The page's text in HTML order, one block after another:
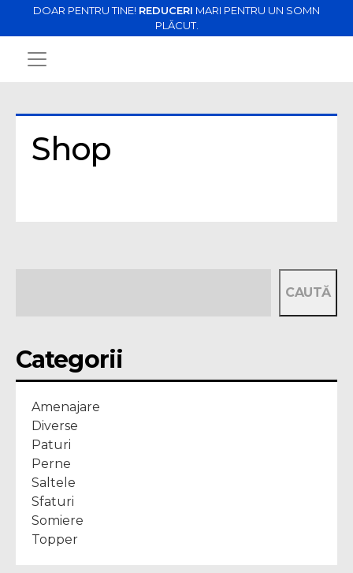
DOAR PENTRU TINE! REDUCERI MARI PENTRU UN SOMN
PLĂCUT.
Shop
CAUTĂ
Categorii
Amenajare
Diverse
Paturi
Perne
Saltele
Sfaturi
Somiere
Topper